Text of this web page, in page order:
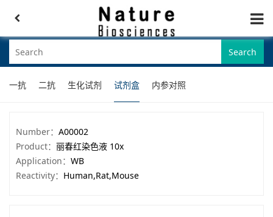
Search
一抗 二抗 生化试剂 试剂盒 内参对照
Number： A00002
Product： 丽春红染色液 10x
Application： WB
Reactivity： Human,Rat,Mouse